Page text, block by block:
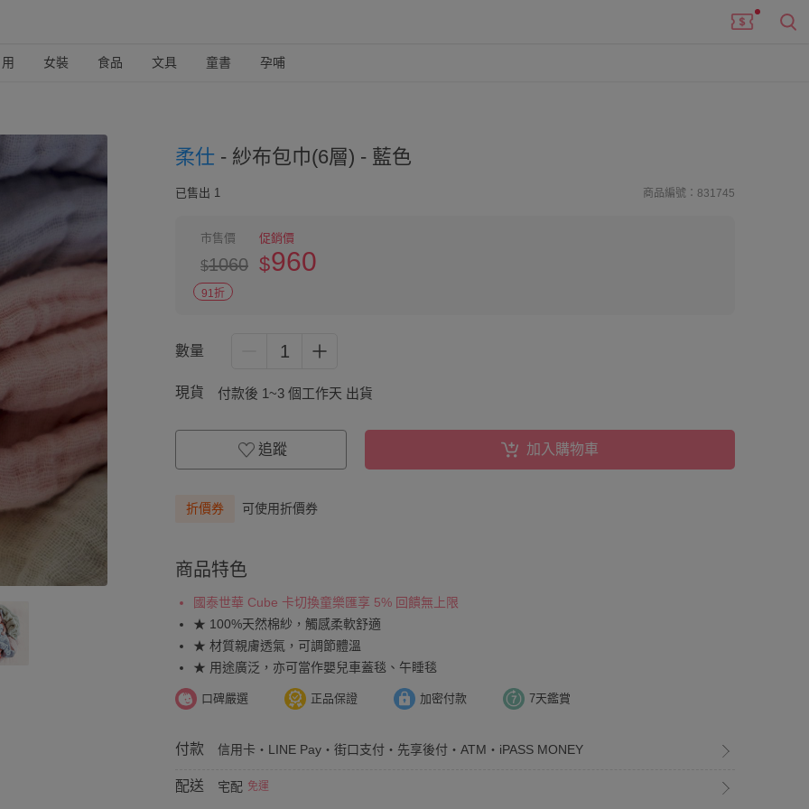
女裝 食品 文具 童書 孕哺
柔仕 - 紗布包巾(6層) - 藍色
已售出 1 商品編號：831745
市售價
$1060
促銷價
$960
91折
數量 1
現貨 付款後 1~3 個工作天 出貨
追蹤 加入購物車
折價券 可使用折價券
商品特色
國泰世華 Cube 卡切換童樂匯享 5% 回饋無上限
★ 100%天然棉紗，觸感柔軟舒適
★ 材質親膚透氣，可調節體溫
★ 用途廣泛，亦可當作嬰兒車蓋毯、午睡毯
口碑嚴選 正品保證 加密付款 7天鑑賞
付款 信用卡・LINE Pay・街口支付・先享後付・ATM・iPASS MONEY
配送 宅配 免運